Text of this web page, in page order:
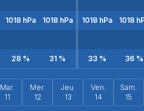
1018hPa 1018hPa 1018hPa 1018
28% 31 % 33% 36%
Mar.
11
Mer.
12
Jeu.
13
Ven.
14
Sam.
15